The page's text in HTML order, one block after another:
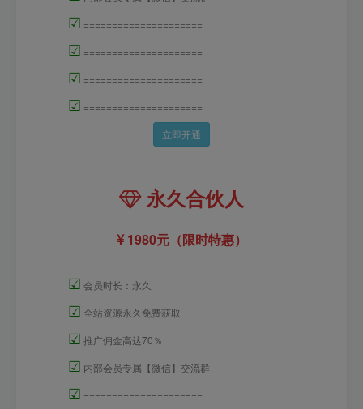
☑ =====================
☑ =====================
☑ =====================
☑ =====================
立即开通
永久合伙人
1980元（限时特惠）
☑ 会员时长：永久
☑ 全站资源永久免费获取
☑ 推广佣金高达70％
☑ 内部会员专属【微信】交流群
☑ =====================